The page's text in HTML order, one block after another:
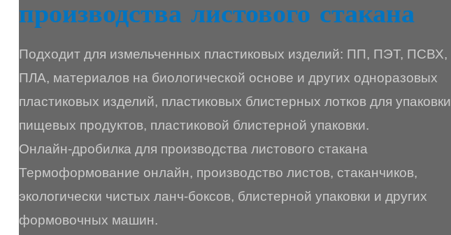
производства листового стакана
Подходит для измельченных пластиковых изделий: ПП, ПЭТ, ПСВХ,
ПЛА, материалов на биологической основе и других одноразовых
пластиковых изделий, пластиковых блистерных лотков для упаковки
пищевых продуктов, пластиковой блистерной упаковки.
Онлайн-дробилка для производства листового стакана
Термоформование онлайн, производство листов, стаканчиков,
экологически чистых ланч-боксов, блистерной упаковки и других
формовочных машин.